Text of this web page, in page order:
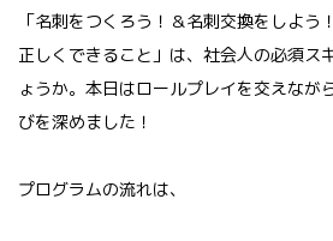
「名刺をつくろう！＆名刺交換をしよう
正しくできること」は、社会人の必須ス
ょうか。本日はロールプレイを交えなが
びを深めました！
プログラムの流れは、